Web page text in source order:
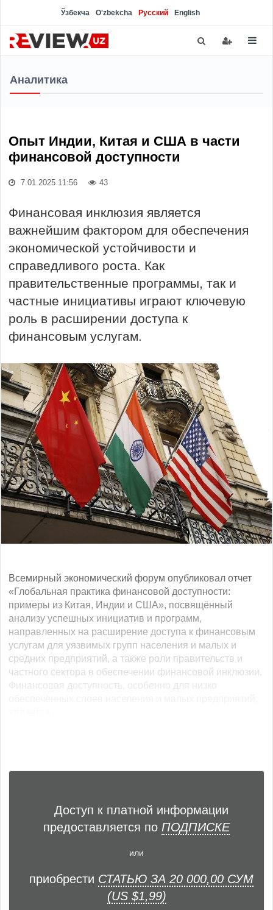
Ўзбекча O'zbekcha Русский English
Аналитика
Опыт Индии, Китая и США в части
финансовой доступности
7.01.2025 11:56 43
Финансовая инклюзия является
важнейшим фактором для обеспечения
экономической устойчивости и
справедливого роста. Как
правительственные программы, так и
частные инициативы играют ключевую
роль в расширении доступа к
финансовым услугам.
Всемирный экономический форум опубликовал отчет
«Глобальная практика финансовой доступности:
примеры из Китая, Индии и США», посвящённый
анализу успешных инициатив и программ,
направленных на расширение доступа к финансовым
услугам для уязвимых групп населения и малых и
средних предприятий, а также роли правительств и
частного сектора в обеспечении финансовой инклюзии.
Финансовая доступность, особенно для низко
Доступ к платной информации
предоставляется по ПОДПИСКЕ
или
приобрести СТАТЬЮ ЗА 20 000,00 СУМ
(US $1,99)